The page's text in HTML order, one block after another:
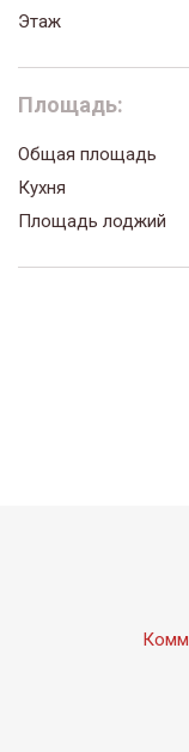
Этаж
Площадь:
Общая площадь
Кухня
Площадь лоджий